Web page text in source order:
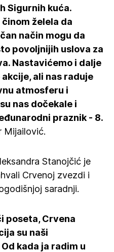
Sigurnih kuća.
želela da
način mogu da
povoljnijih uslova za
Nastavićemo i dalje
ali nas raduje
atmosferu i
nas dočekale i
praznik - 8.
Mijailović.
Stanojčić je
Crvenoj zvezdi i
saradnji.
poseta, Crvena
su naši
kada ja radim u